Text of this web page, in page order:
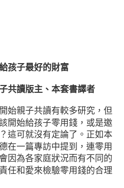
孩子最好的財富
共讀版主、本套書譯者
始親子共讀有較多研究，但
開始給孩子零用錢，或是邀
這可就沒有定論了。正如本
在一篇專訪中提到，連零用
因為各家庭狀況而有不同的
任和愛來檢驗零用錢的合理